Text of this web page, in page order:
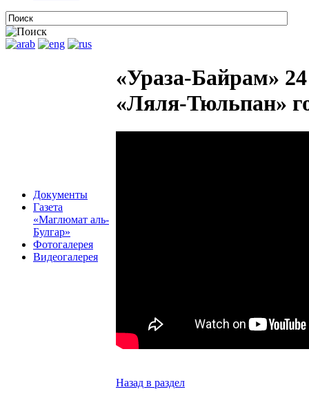
Документы
Газета
«Маглюмат аль-
Булгар»
Фотогалерея
Видеогалерея
«Ураза-Байрам»
«Ляля-Тюльпан»
Назад в раздел